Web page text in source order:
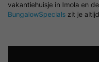
vakantiehuisje in Imola en de
BungalowSpecials zit je